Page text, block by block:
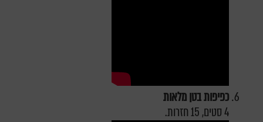
כפיפות בטן מלאות
4 סטים, 15 חזרות.